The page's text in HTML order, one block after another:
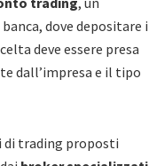
dove depositare i
deve essere presa
dall’impresa e il tipo
di trading proposti